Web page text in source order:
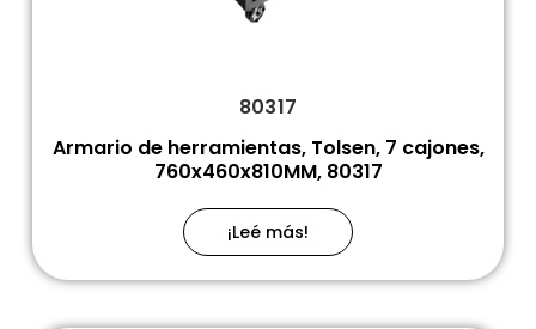
80317
Armario de herramientas, Tolsen, 7 cajones,
760x460x810MM, 80317
¡Leé más!